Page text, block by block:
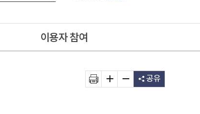
스카이라이프
이용자 참여
공유